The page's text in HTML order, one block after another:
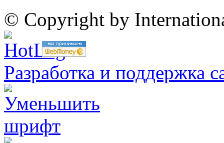
© Copyright by
Разработка и поддержка